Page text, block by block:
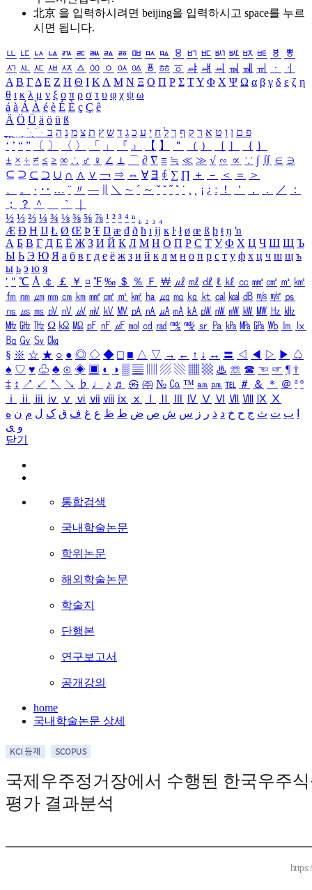
北京 을 입력하시려면 beijing을 입력하시고 space를 누르
시면 됩니다.
ㅥ ㅦ ㅧ ㅨ ㅩ ㅪ ㅫ ㅬ ㅭ ㅮ ㅯ ㅰ ㅱ ㅲ ㅳ ㅴ ㅵ ㅶ ㅷ ㅸ
ㅹ
ㅺ ㅻ ㅼ ㅽ ㅾ ㅿ ㆀ ㆁ ㆂ ㆃ ㆄ ㆅ ㆆ ㆇ ㆈ ㆉ ㆊ ㆋ ㆌ ㆍ
ㆎ
Α Β ΓΔ Ε Ζ Η Θ Ι ΚΛ Μ Ν Ξ Ο Π Ρ Σ ΤΥ Φ Χ Ψ Ω α β γ δ ε ζ η
θ ι κ λ μ ν ξ ο π ρ σ τ υ φ χ ψ ω
á à Á À é è É È ç Ç ê
Ä Ö Ü ä ö ü ß
ִֶֹ ֻּ ׁׂ פ ם ן ו ט א ר ק ף ך ל ח י ע כ ג ד ש ץ ת צ מ נ ה ב
‘ ’ “ ” 〔 〕 〈 〉 「 」 『 』 【 】 ＂ （ ） ［ ］ ｛ ｝
± × ÷ ≠ ≤ ≥ ∞ ∴ ♂ ♀ ∠ ⊥ ⌒ ∂ ∇ ≡ ≒ ≪ ≫ √ ∽ ∝ ∵ ∫ ∬ ∈ ∋
⊆ ⊇ ⊂ ⊃ ∪ ∩ ∧ ∨ ￢ ⇒ ⇔ ∀ ∃ ∮ ∑ ∏ ＋ － ＜ ＝
＞
、
。 · ‥ … ¨ 〃 ― ＼ ∼ ´ ～ ˇ ˘ ˝ ˚ ˙ ¸ ¡ ¿ ː ！ ＇ ， ． ／
：
；
？ ＾ ｀
½ ⅓ ⅔ ¼ ¾ ⅛ ⅜ ⅝ ⅞ ¹ ² ³ ⁴ ⁿ ₁ ₂ ₃ ₄
Æ Ð Ħ Ĳ Ł Ø Œ Þ Ŧ Ŋ æ đ ð ħ ı ĳ ĸ ŀ ł ø œ ß þ ŧ ŋ ŉ
А Б В Г Д Е Ё Ж З И Й К Л М Н О П Р С Т У Ф Х Ц Ч Ш Щ Ъ
Ы Ь Э Ю Я а б в г д е ё ж з и й к л м н о п р с т у ф х ц ч ш щ ъ
ы ь э ю я
′ ″ ℃ Å ￠ ￡ ￥ ¤ ℉ ‰ ＄ ％ Ｆ ￦ ㎕ ㎖ ㎗ ℓ ㎘ ㏄ ㎣ ㎤ ㎥ ㎦
㎙ ㎚ ㎛ ㎜ ㎝ ㎞ ㎟ ㎠ ㎡ ㎢ ㏊ ㎍ ㎎ ㎏ ㏏ ㎈ ㎉ ㏈ ㎧ ㎨ ㎰
㎱ ㎲ ㎳ ㎴ ㎵ ㎶ ㎷ ㎸ ㎹ ㎀ ㎁ ㎂ ㎃ ㎄ ㎺ ㎻ ㎽ ㎾ ㎿ ㎐ ㎑
㎒ ㎓ ㎔ Ω ㏀ ㏁ ㎊ ㎋ ㎌ ㏖ ㏅ ㎭ ㎮ ㎯ ㏛ ㎩ ㎪ ㎫ ㎬ ㏝ ㏐
㏓
㏃ ㏉ ㏜ ㏆
§ ※ ☆ ★ ○ ● ◎ ◇ ◆ □ ■ △ ▽ → ← ↑ ↓ ↔ 〓 ◁ ◀ ▷ ▶ ♤
♠ ♡ ♥ ♧ ♣ ⊙ ◈ ▣ ◐ ◑ ▒ ▤ ▨ ▧ ▦ ▩ ♨ ☏ ☎ ☜ ☞ ¶ †
‡ ↕ ↗ ↙ ↖ ↘ ♭ ♩ ♪ ♬ ㉿ ㈜ № ㏇ ™ ㏂ ㏘ ℡ ＃ ＆ ＊ ＠ ª º
ⅰ
ⅱ ⅲ ⅳ ⅴ ⅵ ⅶ ⅷ ⅸ ⅹ Ⅳ Ⅴ Ⅵ Ⅶ Ⅷ Ⅸ Ⅹ
ب ت ث ج ح خ د ذ ر ز س ش ص ض ط ظ ع غ ف ق ک ل م ن ه
و ی
닫기
통합검색
국내학술논문
학위논문
해외학술논문
학술지
단행본
연구보고서
공개강의
home
국내학술논문 상세
국제우주정거장에서 수행된 한국우주
평가 결과분석